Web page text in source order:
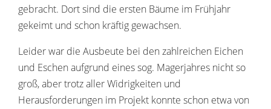
gebracht. Dort sind die ersten Bäume im Frühjahr
gekeimt und schon kräftig gewachsen.
Leider war die Ausbeute bei den zahlreichen Eichen
und Eschen aufgrund eines sog. Magerjahres nicht so
groß, aber trotz aller Widrigkeiten und
Herausforderungen im Projekt konnte schon etwa von